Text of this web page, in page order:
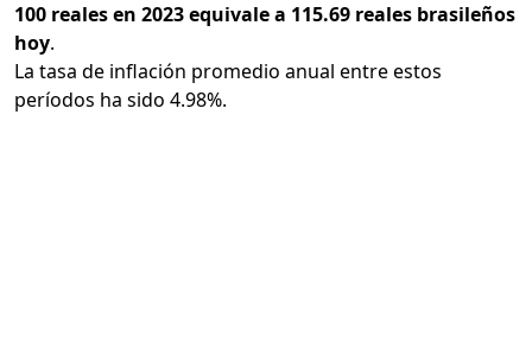
100 reales en 2023 equivale a 115.69 reales brasileños
hoy.
La tasa de inflación promedio anual entre estos
períodos ha sido 4.98%.